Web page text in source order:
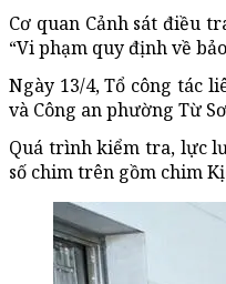
Cơ quan Cảnh sát điều
“Vi phạm quy định về
Ngày 13/4, Tổ công tác
và Công an phường Từ
Quá trình kiểm tra, lực
số chim trên gồm chim